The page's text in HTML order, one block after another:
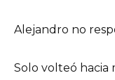
Alejandro no
Solo volteó hacia